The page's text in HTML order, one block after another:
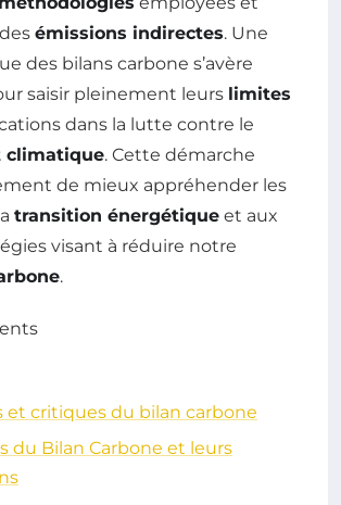
émissions indirectes. Une
des bilans carbone s’avère
saisir pleinement leurs limites
dans la lutte contre le
climatique. Cette démarche
de mieux appréhender les
transition énergétique et aux
visant à réduire notre
.
et critiques du bilan carbone
du Bilan Carbone et leurs